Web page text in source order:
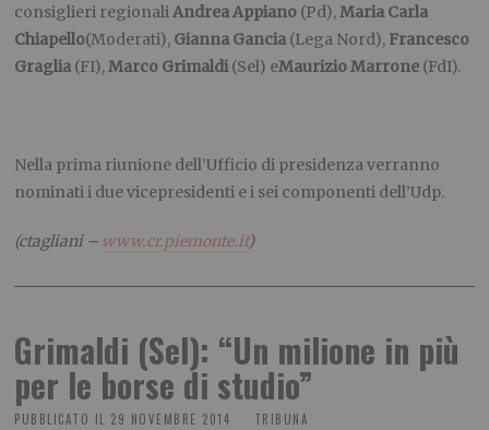
consiglieri regionaliAndrea Appiano (Pd),Maria Carla
Chiapello(Moderati), Gianna Gancia (Lega Nord), Francesco
Graglia (FI),Marco Grimaldi(Sel) eMaurizio Marrone (FdI).
Nella prima riunione dell’Ufficio di presidenza verranno
nominati i due vicepresidenti e i sei componenti dell’Udp.
(ctagliani – www.cr.piemonte.it)
Grimaldi (Sel): “Un milione in più
per le borse di studio”
PUBBLICATO IL 29 NOVEMBRE 2014 TRIBUNA